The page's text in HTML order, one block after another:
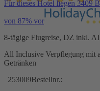
Für dieses Hotel liegen 3409
von 87% vor
8-tägige Flugreise, DZ inkl. AI
All Inclusive Verpflegung mit
Getränken
253009Bestellnr.: